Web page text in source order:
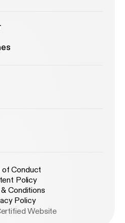
of Conduct
Policy
Conditions
Policy
Website